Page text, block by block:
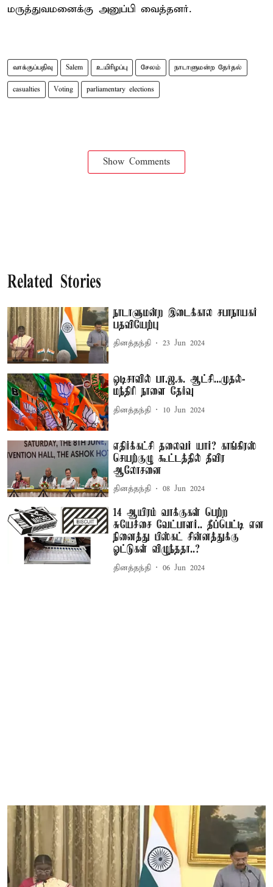
மருத்துவமனைக்கு அனுப்பி வைத்தனர்.
வாக்குப்பதிவு Salem உயிரிழப்பு சேலம் நாடாளுமன்ற தேர்தல்
casualties Voting parliamentary elections
Show Comments
Related Stories
நாடாளுமன்ற இடைக்கால சபாநாயகர்
பதவியேற்பு
தினத்தந்தி 23 Jun 2024
ஒடிசாவில் பா.ஜ.க. ஆட்சி...முதல்-
மந்திரி நாளை தேர்வு
தினத்தந்தி 10 Jun 2024
எதிர்க்கட்சி தலைவர் யார்? காங்கிரஸ்
செயற்குழு கூட்டத்தில் தீவிர
ஆலோசனை
தினத்தந்தி 08 Jun 2024
14 ஆயிரம் வாக்குகள் பெற்ற
சுயேச்சை வேட்பாளர்.. தீப்பெட்டி என
நினைத்து பிஸ்கட் சின்னத்துக்கு
ஓட்டுகள் விழுந்ததா..?
தினத்தந்தி 06 Jun 2024